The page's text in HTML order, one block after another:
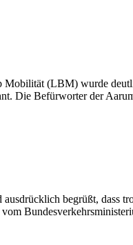
Mobilität (LBM) wurde
Die Befürworter der
begrüßt, dass